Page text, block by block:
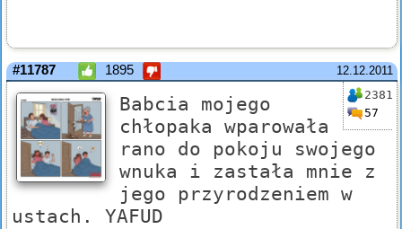
12.12.2011
#11787 1895
2381
57
Babcia mojego
chłopaka wparowała
rano do pokoju swojego
wnuka i zastała mnie z
jego przyrodzeniem w
ustach. YAFUD